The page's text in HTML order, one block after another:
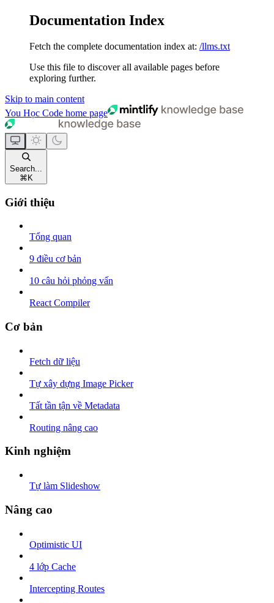
Documentation Index
Fetch the complete documentation index at: /llms.txt
Use this file to discover all available pages before
exploring further.
Skip to main content
You Học Code home page
Search...
⌘ K
Giới thiệu
Tổng quan
9 điều cơ bản
10 câu hỏi phỏng vấn
React Compiler
Cơ bản
Fetch dữ liệu
Tự xây dựng Image Picker
Tất tần tận về Metadata
Routing nâng cao
Kinh nghiệm
Tự làm Slideshow
Nâng cao
Optimistic UI
4 lớp Cache
Intercepting Routes